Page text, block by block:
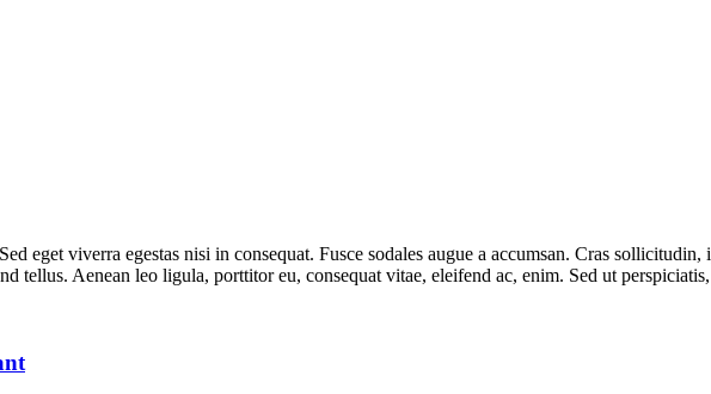
eget viverra egestas nisi in consequat. Fusce sodales augue a accumsan. Cras
tellus. Aenean leo ligula, porttitor eu, consequat vitae, eleifend ac, enim. Sed ut